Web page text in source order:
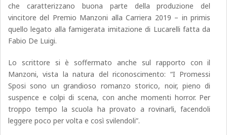
che caratterizzano buona parte della produzione del
vincitore del Premio Manzoni alla Carriera 2019 – in primis
quello legato alla famigerata imitazione di Lucarelli fatta da
Fabio De Luigi.
Lo scrittore si è soffermato anche sul rapporto con il
Manzoni, vista la natura del riconoscimento: “I Promessi
Sposi sono un grandioso romanzo storico, noir, pieno di
suspence e colpi di scena, con anche momenti horror. Per
troppo tempo la scuola ha provato a rovinarli, facendoli
leggere poco per volta e così svilendoli”.